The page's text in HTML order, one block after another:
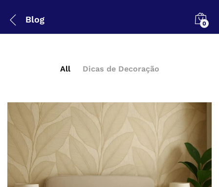
Blog 0
All Dicas de Decoração